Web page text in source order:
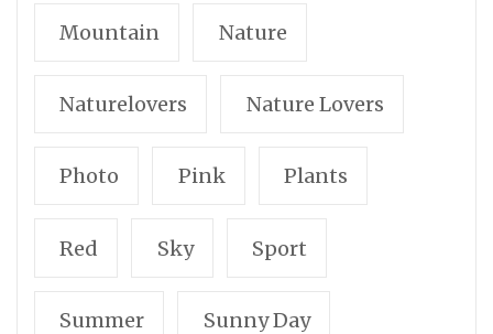
Mountain Nature
Naturelovers Nature Lovers
Photo Pink Plants
Red Sky Sport
Summer Sunny Day